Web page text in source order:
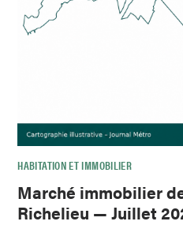
HABITATION ET IMMOBILIER
Marché immobilier
Richelieu — Juillet